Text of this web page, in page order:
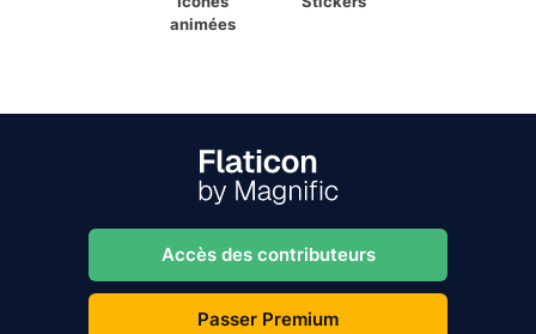
animées
Accès des contributeurs
Passer Premium